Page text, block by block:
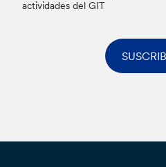
actividades del GIT